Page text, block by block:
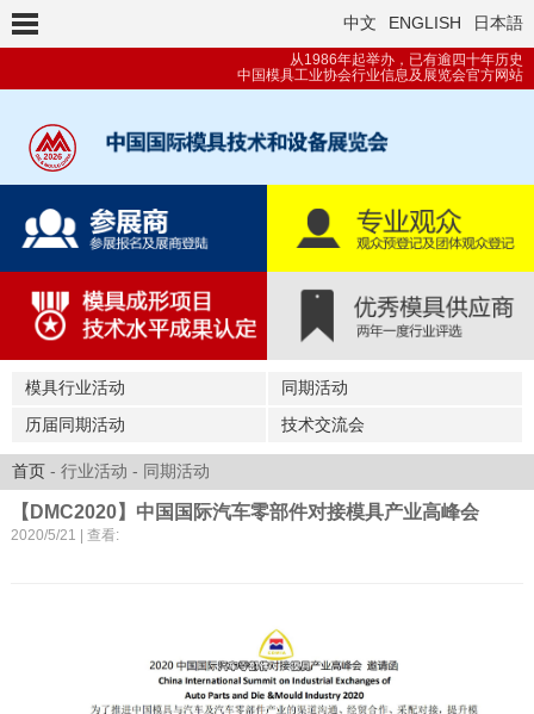
中文 ENGLISH 日本語
从1986年起举办，已有逾四十年历史
中国模具工业协会行业信息及展览会官方网站
模具行业活动 同期活动
历届同期活动 技术交流会
首页 - 行业活动 - 同期活动
【DMC2020】中国国际汽车零部件对接模具产业高峰会
2020/5/21 | 查看: